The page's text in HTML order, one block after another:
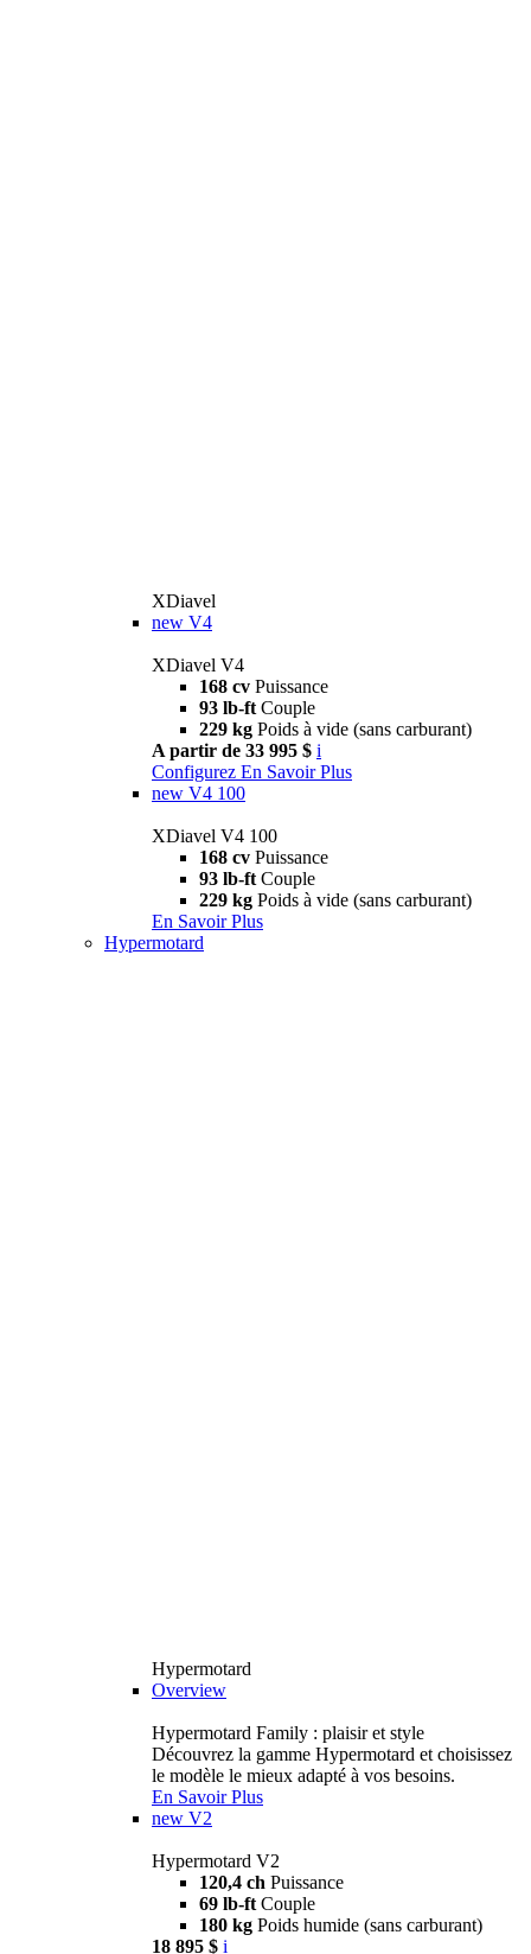
XDiavel
new V4
XDiavel V4
168 cv Puissance
93 lb-ft Couple
229 kg Poids à vide (sans carburant)
A partir de 33 995 $ i
Configurez En Savoir Plus
new V4 100
XDiavel V4 100
168 cv Puissance
93 lb-ft Couple
229 kg Poids à vide (sans carburant)
En Savoir Plus
Hypermotard
Hypermotard
Overview
Hypermotard Family : plaisir et style
Découvrez la gamme Hypermotard et choisissez
le modèle le mieux adapté à vos besoins.
En Savoir Plus
new V2
Hypermotard V2
120,4 ch Puissance
69 lb-ft Couple
180 kg Poids humide (sans carburant)
18 895 $ i